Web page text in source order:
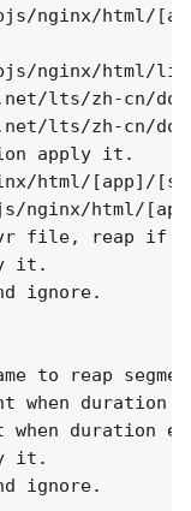
nginx/html/
nginx/html/
lts/zh-cn/
lts/zh-cn/
apply it.
html/[app]/
nginx/html/
file, reap if
it.
ignore.
to reap
when duration
when duration
it.
ignore.